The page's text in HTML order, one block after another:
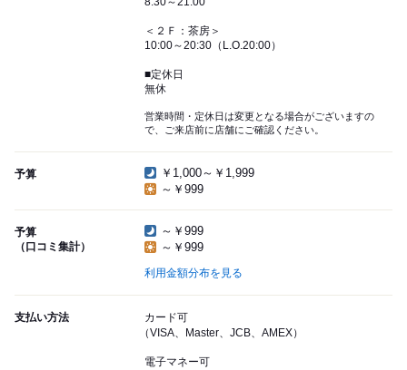
＜２Ｆ：茶房＞
10:00～20:30（L.O.20:00）
■定休日
無休
営業時間・定休日は変更となる場合がございますの
で、ご来店前に店舗にご確認ください。
予算
￥1,000～￥1,999
～￥999
予算
（口コミ集計）
～￥999
～￥999
利用金額分布を見る
支払い方法
カード可
（VISA、Master、JCB、AMEX）
電子マネー可